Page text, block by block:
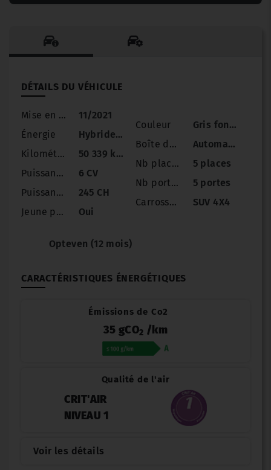
DÉTAILS DU VÉHICULE
Mise en circulation
11/2021
Énergie
Hybride Essence rechargeable
Kilométrage
50 339 km
Puissance
6 CV
Puissance réelle
245 CH
Jeune permis
Oui
Couleur
Gris foncé
Boîte de vitesse
Automatique
Nb places
5 places
Nb portes
5 portes
Carrosserie
SUV 4X4
Opteven (12 mois)
CARACTÉRISTIQUES ÉNERGÉTIQUES
Émissions de Co2
35 gCO2 /km
Qualité de l'air
CRIT'AIR
NIVEAU 1
Voir les détails